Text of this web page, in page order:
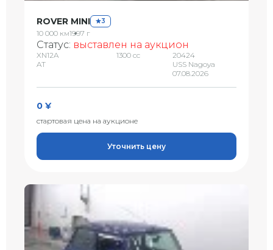
ROVER MINI 3
10 000 км1997 г
Статус: выставлен на аукцион
XN12A
AT
1300 сс
20424
USS Nagoya
07.08.2026
0 ¥
стартовая цена на аукционе
Уточнить цену